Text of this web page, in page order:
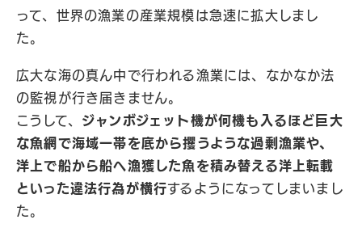
って、世界の漁業の産業規模は急速に拡大しまし
た。
広大な海の真ん中で行われる漁業には、なかなか法
の監視が行き届きません。
こうして、 ジャンボジェット機が何機も入るほど巨大
な魚網で海域一帯を底から攫うような過剰漁業や、
洋上で船から船へ漁獲した魚を積み替える洋上転載
といった違法行為が横行するようになってしまいまし
た。